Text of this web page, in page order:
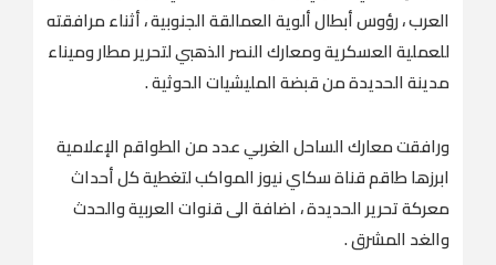
العرب ، رؤوس أبطال ألوية العمالقة الجنوبية ، أثناء مرافقته
للعملية العسكرية ومعارك النصر الذهبي لتحرير مطار وميناء
مدينة الحديدة من قبضة المليشيات الحوثية .
‎ورافقت معارك الساحل الغربي عدد من الطواقم الإعلامية
ابرزها طاقم قناة سكاي نيوز المواكب لتغطية كل أحداث
معركة تحرير الحديدة ، اضافة الى قنوات العربية والحدث
والغد المشرق .